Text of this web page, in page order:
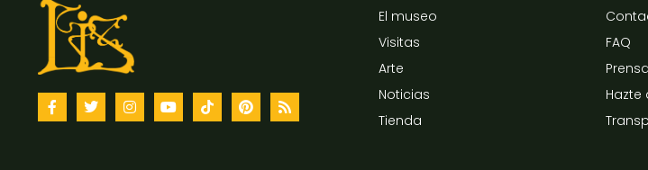
El museo
Visitas
Arte
Noticias
Tienda
FAQ
Prensa
Hazte